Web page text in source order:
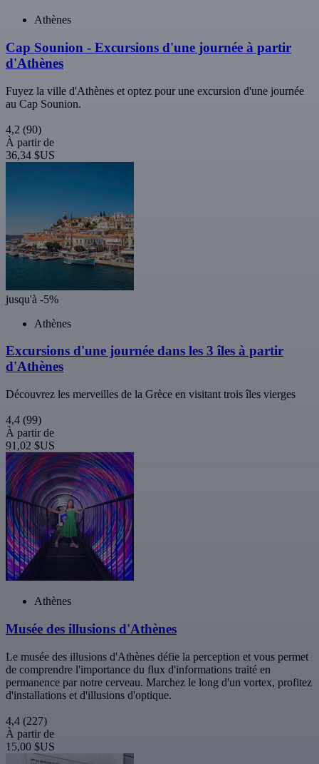
Athènes
Cap Sounion - Excursions d'une journée à partir
d'Athènes
Fuyez la ville d'Athènes et optez pour une excursion d'une journée
au Cap Sounion.
4,2 (90)
À partir de
36,34 $US
jusqu'à -5%
Athènes
Excursions d'une journée dans les 3 îles à partir
d'Athènes
Découvrez les merveilles de la Grèce en visitant trois îles vierges
4,4 (99)
À partir de
91,02 $US
Athènes
Musée des illusions d'Athènes
Le musée des illusions d'Athènes défie la perception et vous permet
de comprendre l'importance du flux d'informations traité en
permanence par notre cerveau. Marchez le long d'un vortex, profitez
d'installations et d'illusions d'optique.
4,4 (227)
À partir de
15,00 $US